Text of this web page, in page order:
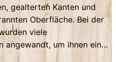
gealterten Kanten und
Oberfläche. Bei der
viele
angewandt, um ihnen ein…